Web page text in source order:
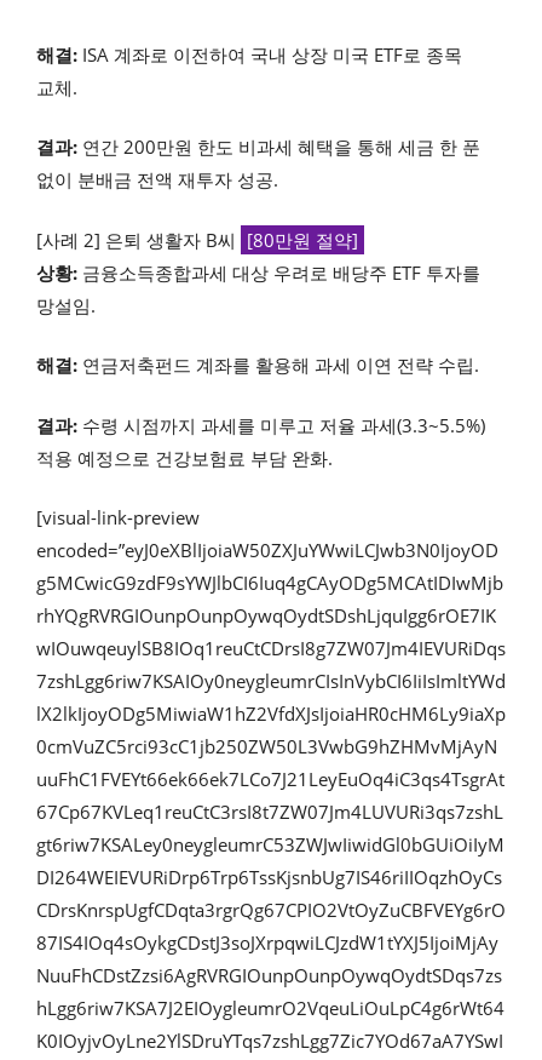
해결: ISA 계좌로 이전하여 국내 상장 미국 ETF로 종목
교체.
결과: 연간 200만원 한도 비과세 혜택을 통해 세금 한 푼
없이 분배금 전액 재투자 성공.
[사례 2] 은퇴 생활자 B씨 [80만원 절약]
상황: 금융소득종합과세 대상 우려로 배당주 ETF 투자를
망설임.
해결: 연금저축펀드 계좌를 활용해 과세 이연 전략 수립.
결과: 수령 시점까지 과세를 미루고 저율 과세(3.3~5.5%)
적용 예정으로 건강보험료 부담 완화.
[visual-link-preview
encoded=”eyJ0eXBlIjoiaW50ZXJuYWwiLCJwb3N0IjoyOD
g5MCwicG9zdF9sYWJlbCI6Iuq4gCAyODg5MCAtIDIwMjb
rhYQgRVRGIOunpOunpOywqOydtSDshLjquIgg6rOE7IK
wIOuwqeuylSB8IOq1reuCtCDrsI8g7ZW07Jm4IEVURiDqs
7zshLgg6riw7KSAIOy0neygleumrCIsInVybCI6IiIsImltYWd
lX2lkIjoyODg5MiwiaW1hZ2VfdXJsIjoiaHR0cHM6Ly9iaXp
0cmVuZC5rci93cC1jb250ZW50L3VwbG9hZHMvMjAyN
uuFhC1FVEYt66ek66ek7LCo7J21LeyEuOq4iC3qs4TsgrAt
67Cp67KVLeq1reuCtC3rsI8t7ZW07Jm4LUVURi3qs7zshL
gt6riw7KSALey0neygleumrC53ZWJwIiwidGl0bGUiOiIyM
DI264WEIEVURiDrp6Trp6TssKjsnbUg7IS46riIIOqzhOyCs
CDrsKnrspUgfCDqta3rgrQg67CPIO2VtOyZuCBFVEYg6rO
87IS4IOq4sOykgCDstJ3soJXrpqwiLCJzdW1tYXJ5IjoiMjAy
NuuFhCDstZzsi6AgRVRGIOunpOunpOywqOydtSDqs7zs
hLgg6riw7KSA7J2EIOygleumrO2VqeuLiOuLpC4g6rWt64
K0IOyjvOyLne2YlSDruYTqs7zshLgg7Zic7YOd67aA7YSwI